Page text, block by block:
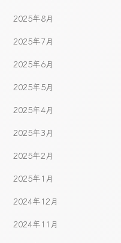
2025年8月
2025年7月
2025年6月
2025年5月
2025年4月
2025年3月
2025年2月
2025年1月
2024年12月
2024年11月